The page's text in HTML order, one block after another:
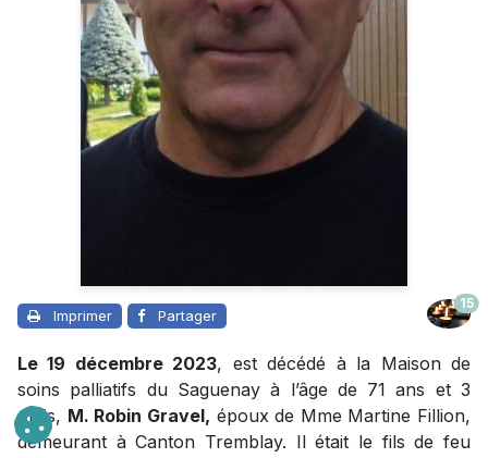
Imprimer Partager
15
Le 19 décembre 2023, est décédé à la Maison de
soins palliatifs du Saguenay à l’âge de 71 ans et 3
mois, M. Robin Gravel, époux de Mme Martine Fillion,
demeurant à Canton Tremblay. Il était le fils de feu